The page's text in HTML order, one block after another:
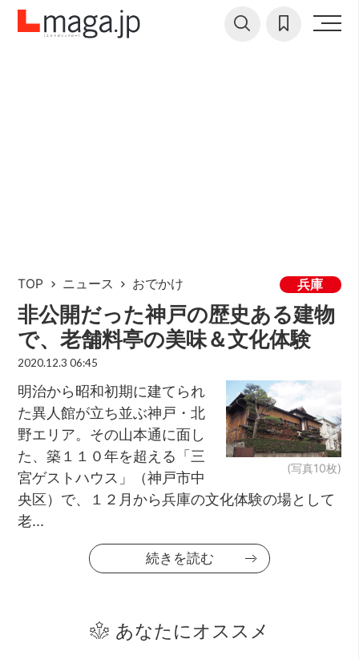
TOP ニュース おでかけ 兵庫
非公開だった神戸の歴史ある建物
で、老舗料亭の美味＆文化体験
2020.12.3 06:45
(写真10枚)
明治から昭和初期に建てられ
た異人館が立ち並ぶ神戸・北
野エリア。その山本通に面し
た、築１１０年を超える「三
宮ゲストハウス」（神戸市中
央区）で、１２月から兵庫の文化体験の場として
老...
続きを読む
あなたにオススメ